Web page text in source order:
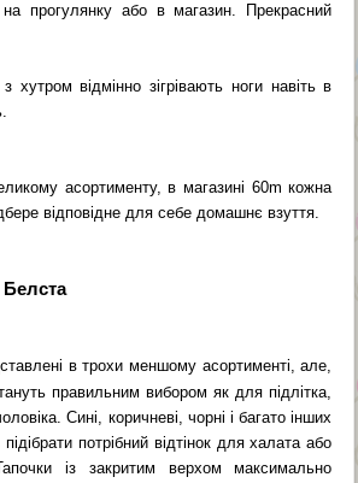
на прогулянку або в магазин. Прекрасний
відмінно зігрівають ноги навіть в
асортименту, в магазині 60m кожна
відповідне для себе домашнє взуття.
Белста
в трохи меншому асортименті, але,
правильним вибором як для підлітка,
Сині, коричневі, чорні і багато інших
потрібний відтінок для халата або
із закритим верхом максимально